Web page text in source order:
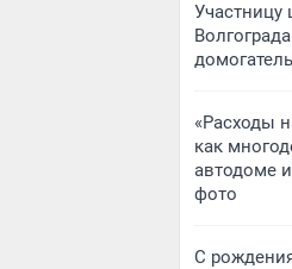
Участницу
«Расходы
как
автодоме
фото
С